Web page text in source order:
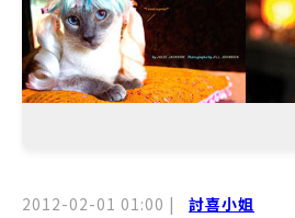
2012-02-01 01:00 | 討喜小姐